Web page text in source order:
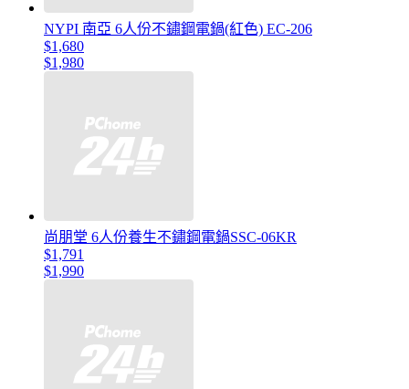
NYPI 南亞 6人份不鏽鋼電鍋(紅色) EC-206
$1,680
$1,980
尚朋堂 6人份養生不鏽鋼電鍋SSC-06KR
$1,791
$1,990